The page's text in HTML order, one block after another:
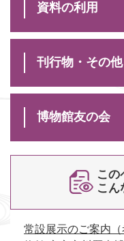
資料の利用
刊行物・その他
博物館友の会
この
こん
常設展示のご案内